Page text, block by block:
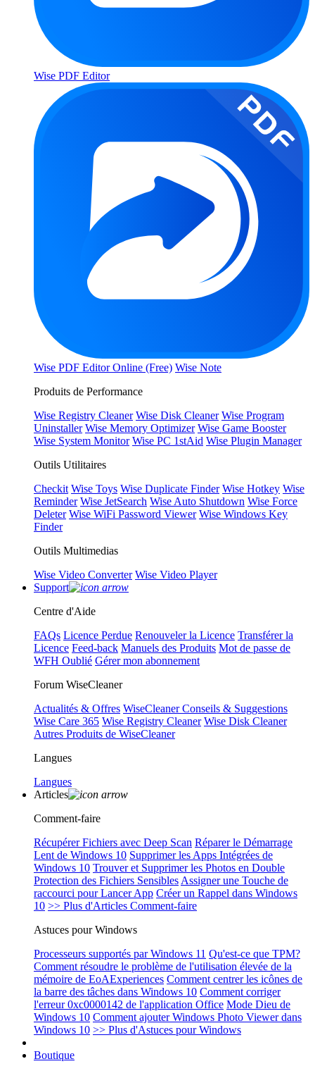
Wise PDF Editor
Wise PDF Editor Online (Free) Wise Note
Produits de Performance
Wise Registry Cleaner Wise Disk Cleaner Wise Program
Uninstaller Wise Memory Optimizer Wise Game Booster
Wise System Monitor Wise PC 1stAid Wise Plugin Manager
Outils Utilitaires
Checkit Wise Toys Wise Duplicate Finder Wise Hotkey Wise
Reminder Wise JetSearch Wise Auto Shutdown Wise Force
Deleter Wise WiFi Password Viewer Wise Windows Key
Finder
Outils Multimedias
Wise Video Converter Wise Video Player
Support
Centre d'Aide
FAQs Licence Perdue Renouveler la Licence Transférer la
Licence Feed-back Manuels des Produits Mot de passe de
WFH Oublié Gérer mon abonnement
Forum WiseCleaner
Actualités & Offres WiseCleaner Conseils & Suggestions
Wise Care 365 Wise Registry Cleaner Wise Disk Cleaner
Autres Produits de WiseCleaner
Langues
Langues
Articles
Comment-faire
Récupérer Fichiers avec Deep Scan Réparer le Démarrage
Lent de Windows 10 Supprimer les Apps Intégrées de
Windows 10 Trouver et Supprimer les Photos en Double
Protection des Fichiers Sensibles Assigner une Touche de
raccourci pour Lancer App Créer un Rappel dans Windows
10 >> Plus d'Articles Comment-faire
Astuces pour Windows
Processeurs supportés par Windows 11 Qu'est-ce que TPM?
Comment résoudre le problème de l'utilisation élevée de la
mémoire de EoAExperiences Comment centrer les icônes de
la barre des tâches dans Windows 10 Comment corriger
l'erreur 0xc0000142 de l'application Office Mode Dieu de
Windows 10 Comment ajouter Windows Photo Viewer dans
Windows 10 >> Plus d'Astuces pour Windows
Boutique